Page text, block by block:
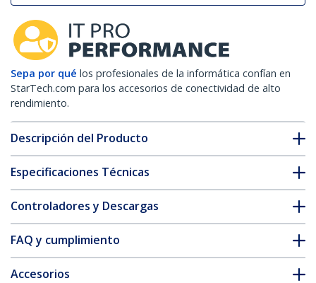
Sepa por qué los profesionales de la informática confían en
StarTech.com para los accesorios de conectividad de alto
rendimiento.
Descripción del Producto
Especificaciones Técnicas
Controladores y Descargas
FAQ y cumplimiento
Accesorios